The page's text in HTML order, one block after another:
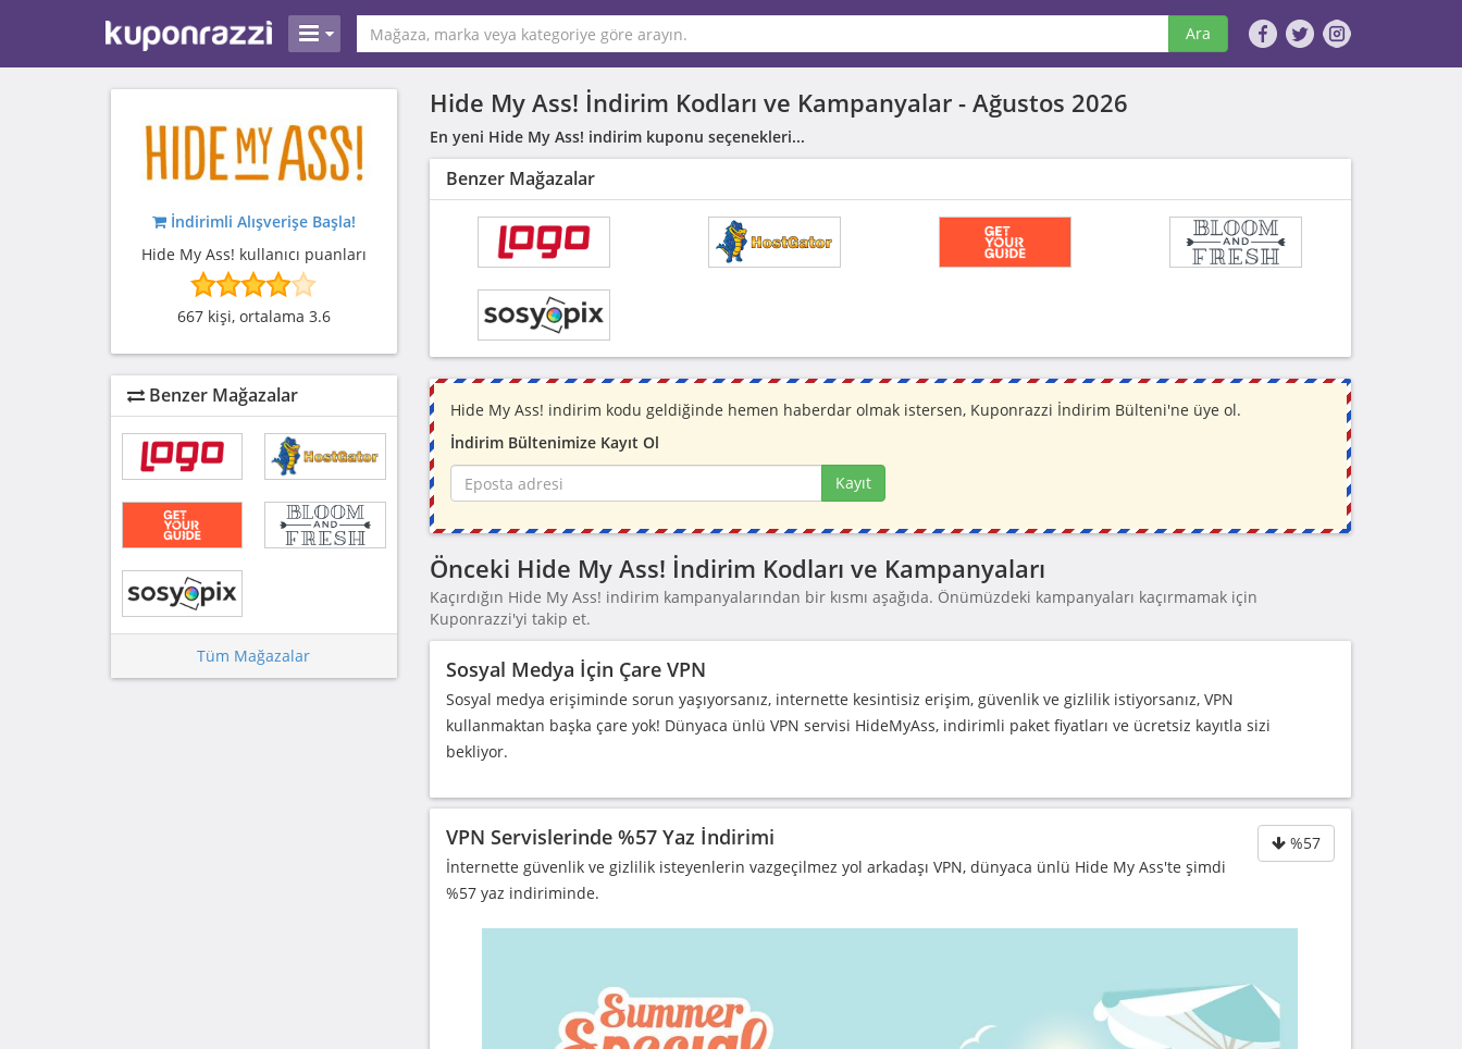
Ara
Hide My Ass! İndirim Kodları ve Kampanyalar - Ağustos 2026
En yeni Hide My Ass! indirim kuponu seçenekleri...
İndirimli Alışverişe Başla!
Hide My Ass! kullanıcı puanları
667 kişi, ortalama 3.6
Benzer Mağazalar
Hide My Ass! indirim kodu geldiğinde hemen haberdar olmak istersen, Kuponrazzi İndirim Bülteni'ne üye ol.
İndirim Bültenimize Kayıt Ol
Kayıt
Önceki Hide My Ass! İndirim Kodları ve Kampanyaları
Kaçırdığın Hide My Ass! indirim kampanyalarından bir kısmı aşağıda. Önümüzdeki kampanyaları kaçırmamak için
Kuponrazzi'yi takip et.
Sosyal Medya İçin Çare VPN
Sosyal medya erişiminde sorun yaşıyorsanız, internette kesintisiz erişim, güvenlik ve gizlilik istiyorsanız, VPN
kullanmaktan başka çare yok! Dünyaca ünlü VPN servisi HideMyAss, indirimli paket fiyatları ve ücretsiz kayıtla sizi
bekliyor.
%57
VPN Servislerinde %57 Yaz İndirimi
İnternette güvenlik ve gizlilik isteyenlerin vazgeçilmez yol arkadaşı VPN, dünyaca ünlü Hide My Ass'te şimdi
%57 yaz indiriminde.
Benzer Mağazalar
Tüm Mağazalar